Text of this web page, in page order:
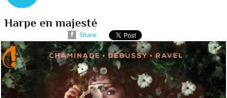
Harpe en majesté
Share